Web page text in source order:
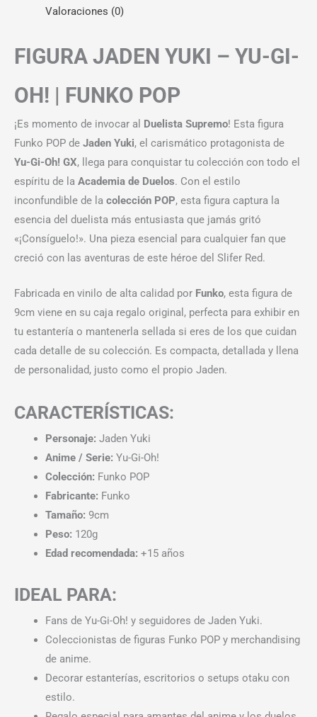
Valoraciones (0)
FIGURA JADEN YUKI – YU-GI-
OH! | FUNKO POP
¡Es momento de invocar al Duelista Supremo! Esta figura
Funko POP de Jaden Yuki, el carismático protagonista de
Yu-Gi-Oh! GX, llega para conquistar tu colección con todo el
espíritu de la Academia de Duelos. Con el estilo
inconfundible de la colección POP, esta figura captura la
esencia del duelista más entusiasta que jamás gritó
«¡Consíguelo!». Una pieza esencial para cualquier fan que
creció con las aventuras de este héroe del Slifer Red.
Fabricada en vinilo de alta calidad por Funko, esta figura de
9cm viene en su caja regalo original, perfecta para exhibir en
tu estantería o mantenerla sellada si eres de los que cuidan
cada detalle de su colección. Es compacta, detallada y llena
de personalidad, justo como el propio Jaden.
CARACTERÍSTICAS:
Personaje: Jaden Yuki
Anime / Serie: Yu-Gi-Oh!
Colección: Funko POP
Fabricante: Funko
Tamaño: 9cm
Peso: 120g
Edad recomendada: +15 años
IDEAL PARA:
Fans de Yu-Gi-Oh! y seguidores de Jaden Yuki.
Coleccionistas de figuras Funko POP y merchandising
de anime.
Decorar estanterías, escritorios o setups otaku con
estilo.